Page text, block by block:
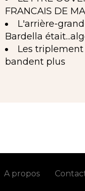
FRANCAIS DE
L'arrière-
Bardella
Les
bandent plus
A propos